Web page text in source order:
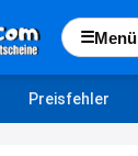
☰Menü
Preisfehler